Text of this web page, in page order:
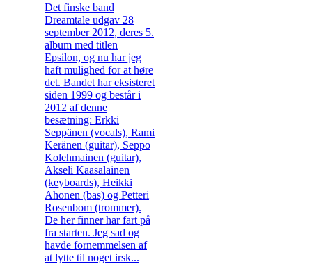
Det finske band
Dreamtale udgav 28
september 2012, deres 5.
album med titlen
Epsilon, og nu har jeg
haft mulighed for at høre
det. Bandet har eksisteret
siden 1999 og består i
2012 af denne
besætning: Erkki
Seppänen (vocals), Rami
Keränen (guitar), Seppo
Kolehmainen (guitar),
Akseli Kaasalainen
(keyboards), Heikki
Ahonen (bas) og Petteri
Rosenbom (trommer).
De her finner har fart på
fra starten. Jeg sad og
havde fornemmelsen af
at lytte til noget irsk...